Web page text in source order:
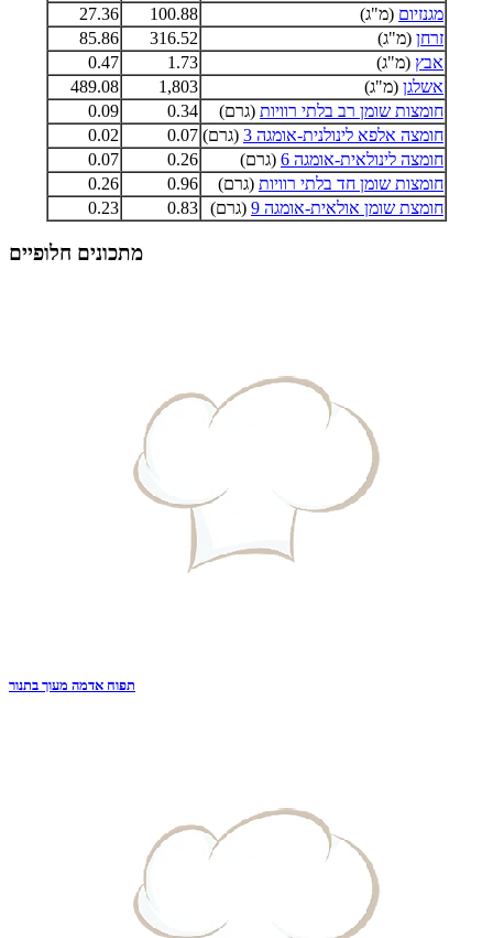
מגנזיום (מ"ג) 100.88
27.36
זרחן (מ"ג) 316.52
85.86
אבץ (מ"ג) 1.73
0.47
אשלגן (מ"ג) 1,803
489.08
חומצות שומן רב בלתי רוויות (גרם) 0.34
0.09
חומצה אלפא לינולנית-אומגה 3
(גרם) 0.07
0.02
חומצה לינולאית-אומגה 6
(גרם) 0.26
0.07
חומצות שומן חד בלתי רוויות (גרם) 0.96
0.26
חומצת שומן אולאית-אומגה 9
(גרם) 0.83
0.23
מתכונים חלופיים
תפוח אדמה מעוך בתנור